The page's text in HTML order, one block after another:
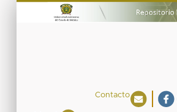
Contacto